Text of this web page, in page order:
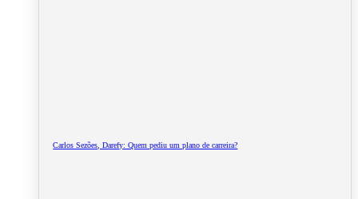
Carlos Sezões, Darefy: Quem pediu um plano de carreira?